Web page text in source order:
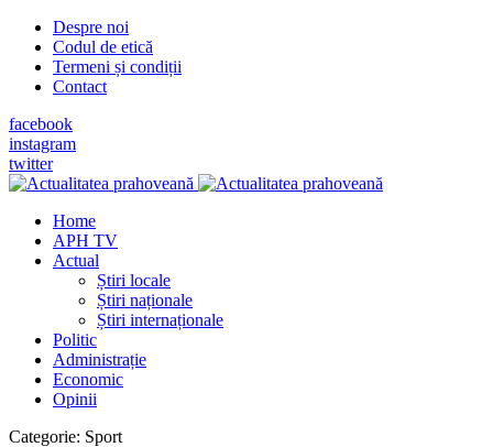
Despre noi
Codul de etică
Termeni și condiții
Contact
facebook
instagram
twitter
Home
APH TV
Actual
Știri locale
Știri naționale
Știri internaționale
Politic
Administrație
Economic
Opinii
Categorie: Sport